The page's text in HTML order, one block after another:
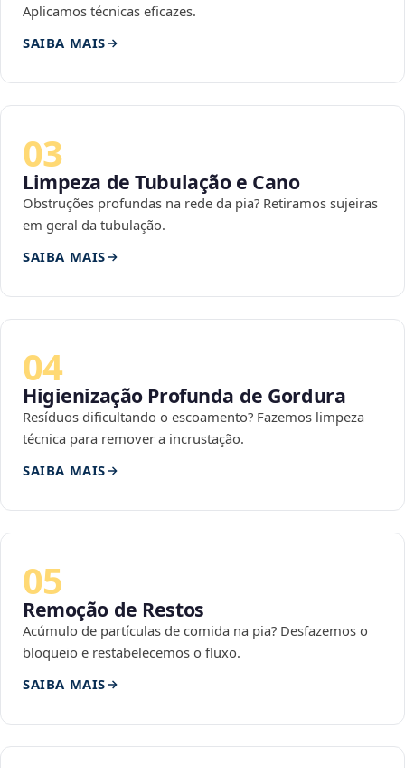
Aplicamos técnicas eficazes.
SAIBA MAIS
03
Limpeza de Tubulação e Cano
Obstruções profundas na rede da pia? Retiramos sujeiras
em geral da tubulação.
SAIBA MAIS
04
Higienização Profunda de Gordura
Resíduos dificultando o escoamento? Fazemos limpeza
técnica para remover a incrustação.
SAIBA MAIS
05
Remoção de Restos
Acúmulo de partículas de comida na pia? Desfazemos o
bloqueio e restabelecemos o fluxo.
SAIBA MAIS